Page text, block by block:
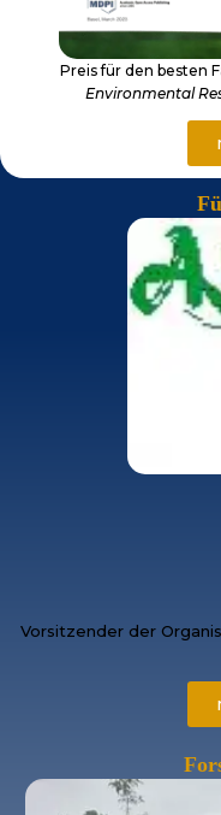
Preis für den besten
Environmental
Vorsitzender der